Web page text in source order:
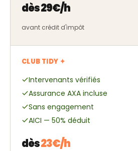
dès 29€/h
avant crédit d'impôt
CLUB TIDY ✦
Intervenants vérifiés
Assurance AXA incluse
Sans engagement
AICI — 50% déduit
dès23€/h